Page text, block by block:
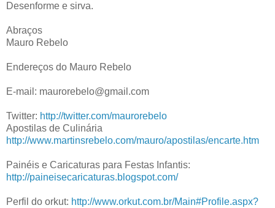
Desenforme e sirva.
Abraços
Mauro Rebelo
Endereços do Mauro Rebelo
E-mail: maurorebelo@gmail.com
Twitter: http://twitter.com/maurorebelo
Apostilas de Culinária
http://www.martinsrebelo.com/mauro/apostilas/encarte.htm
Painéis e Caricaturas para Festas Infantis:
http://paineisecaricaturas.blogspot.com/
Perfil do orkut: http://www.orkut.com.br/Main#Profile.aspx?